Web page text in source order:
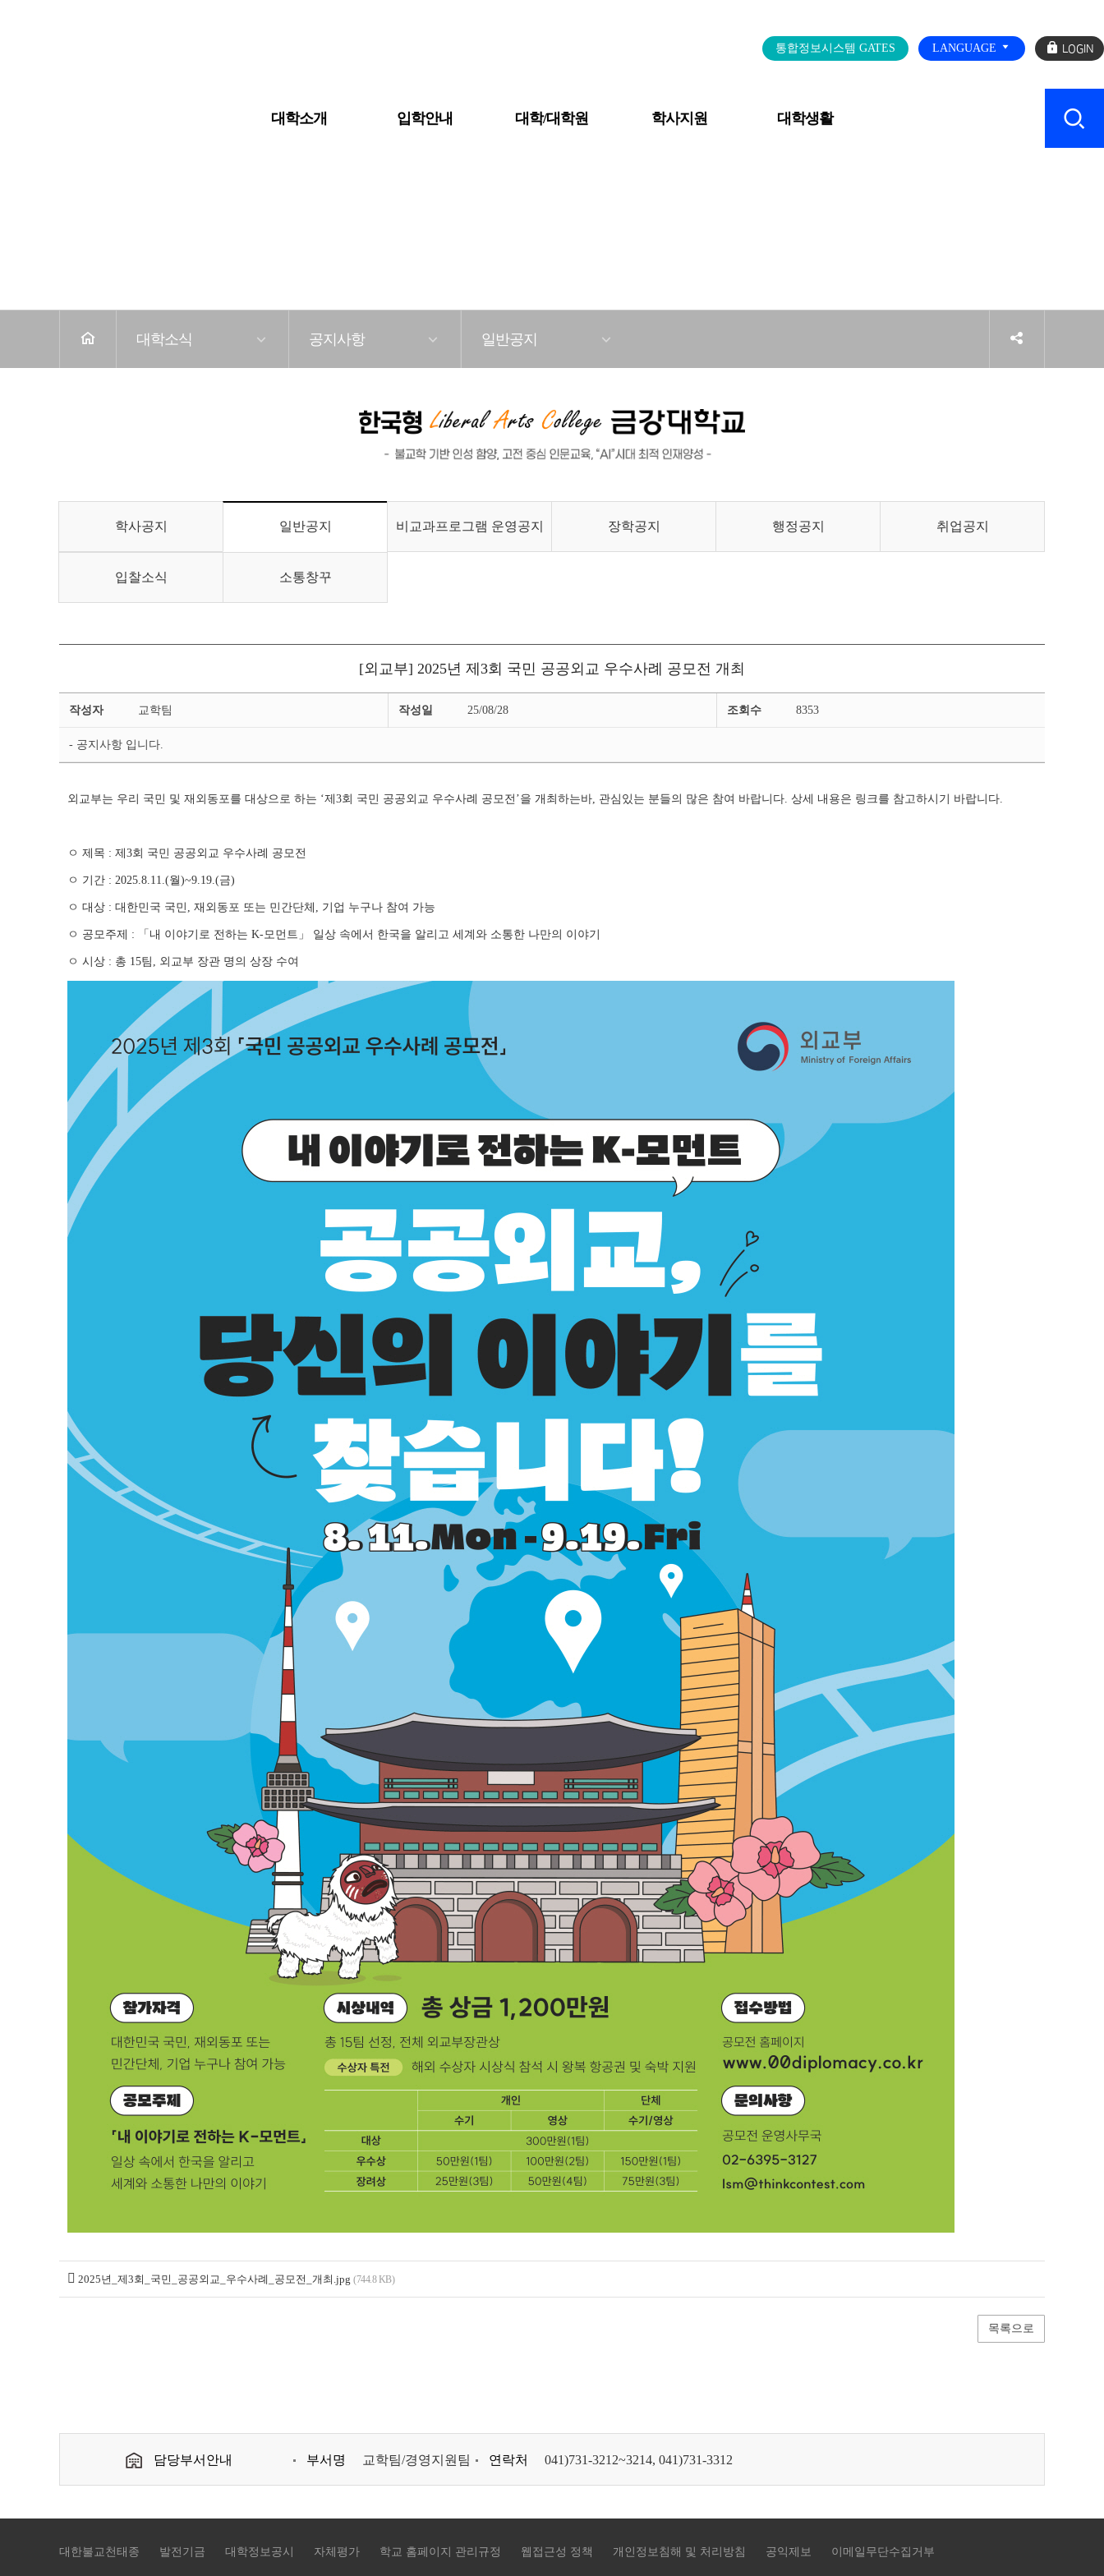
대학소개 입학안내 대학/대학원 학사지원 대학생활
캠퍼스 SERVICE
통합정보시스템 GATES LANGUAGE
로
그
대학소식 공지사항 일반공지
학사공지 일반공지 비교과프로그램 운영공지 장학공지 행정공지 취업공지
입찰소식 소통창꾸
반
지
상
페
[외교부] 2025년 제3회 국민 공공외교 우수사례 공모전 개최
작성자 교학팀 작성일 25/08/28 조회수 8353
- 공지사항 입니다.
외교부는 우리 국민 및 재외동포를 대상으로 하는 ‘제3회 국민 공공외교 우수사례 공모전’을 개최하는바, 관심있는 분들의 많은 참여 바랍니다. 상세 내용은 링크 를 참고하시기 바랍니다.
ㅇ 제목 : 제3회 국민 공공외교 우수사례 공모전
ㅇ 기간 : 2025.8.11.(월)~9.19.(금)
ㅇ 대상 : 대한민국 국민, 재외동포 또는 민간단체, 기업 누구나 참여 가능
ㅇ 공모주제 : 「내 이야기로 전하는 K-모먼트」 일상 속에서 한국을 알리고 세계와 소통한 나만의 이야기
ㅇ 시상 : 총 15팀, 외교부 장관 명의 상장 수여
2025년_제3회_국민_공공외교_우수사례_공모전_개최.jpg (744.8 KB)
목록으로
담당부서안내 부서명 교학팀/경영지원팀 연락처 041)731-3212~3214, 041)731-3312
대한불교천태종 발전기금 대학정보공시 자체평가 학교 홈페이지 관리규정 웹접근성 정책 개인정보침해 및 처리방침 공익제보 이메일무단수집거부